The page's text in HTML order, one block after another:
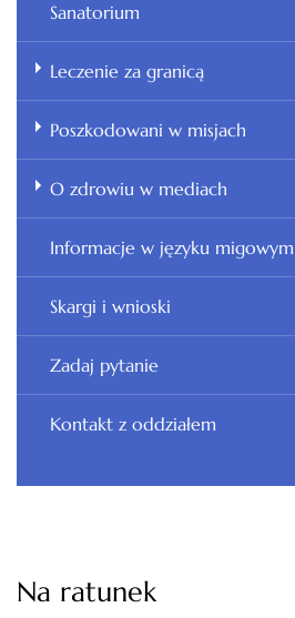
Sanatorium
Leczenie za granicą
Poszkodowani w misjach
O zdrowiu w mediach
Informacje w języku migowym
Skargi i wnioski
Zadaj pytanie
Kontakt z oddziałem
Na ratunek